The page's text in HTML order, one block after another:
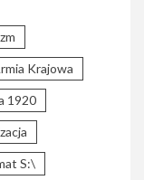
Krajowa
1920
S:\